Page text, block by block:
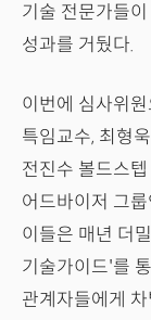
기술 전문가들
성과를 거뒀다.
이번에 심사위
특임교수, 최형
전진수 볼드스
어드바이저 그
이들은 매년 더
기술가이드'를
관계자들에게